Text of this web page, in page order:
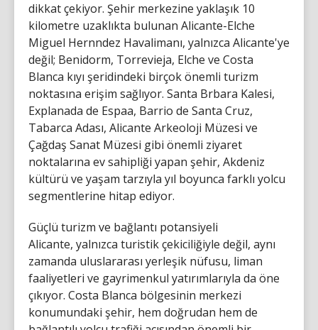
dikkat çekiyor. Şehir merkezine yaklaşık 10
kilometre uzaklıkta bulunan Alicante-Elche
Miguel Hernndez Havalimanı, yalnızca Alicante'ye
değil; Benidorm, Torrevieja, Elche ve Costa
Blanca kıyı şeridindeki birçok önemli turizm
noktasına erişim sağlıyor. Santa Brbara Kalesi,
Explanada de Espaa, Barrio de Santa Cruz,
Tabarca Adası, Alicante Arkeoloji Müzesi ve
Çağdaş Sanat Müzesi gibi önemli ziyaret
noktalarına ev sahipliği yapan şehir, Akdeniz
kültürü ve yaşam tarzıyla yıl boyunca farklı yolcu
segmentlerine hitap ediyor.
Güçlü turizm ve bağlantı potansiyeli
Alicante, yalnızca turistik çekiciliğiyle değil, aynı
zamanda uluslararası yerleşik nüfusu, liman
faaliyetleri ve gayrimenkul yatırımlarıyla da öne
çıkıyor. Costa Blanca bölgesinin merkezi
konumundaki şehir, hem doğrudan hem de